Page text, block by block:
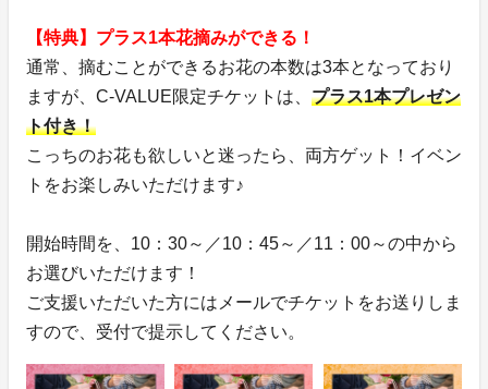
【特典】プラス1本花摘みができる！
通常、摘むことができるお花の本数は3本となっており
ますが、C-VALUE限定チケットは、 プラス1本プレゼン
ト付き！
こっちのお花も欲しいと迷ったら、両方ゲット！イベン
トをお楽しみいただけます♪
開始時間を、10：30～／10：45～／11：00～の中から
お選びいただけます！
ご支援いただいた方にはメールでチケットをお送りしま
すので、受付で提示してください。